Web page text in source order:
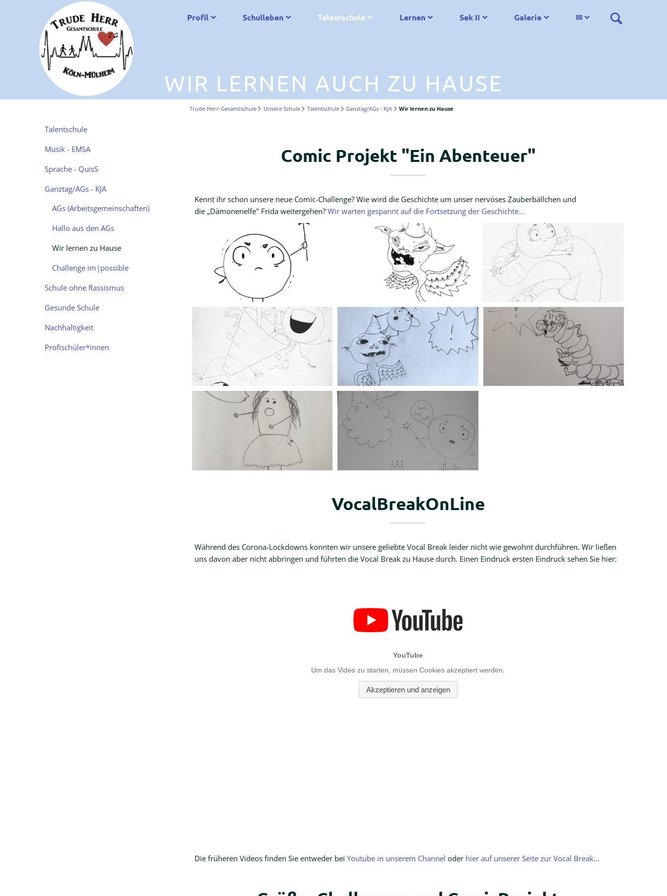
Profil Schulleben Talentschule Lernen Sek II Galerie ✉
WIR LERNEN AUCH ZU HAUSE
Trude-Herr-Gesamtschule Unsere Schule Talentschule Ganztag/AGs - KJA Wir lernen zu Hause
Comic Projekt "Ein Abenteuer"
Kennt ihr schon unsere neue Comic-Challenge? Wie wird die Geschichte um unser nervöses Zauberbällchen und
die „Dämonenelfe" Frida weitergehen? Wir warten gespannt auf die Fortsetzung der Geschichte...
VocalBreakOnLine
Während des Corona-Lockdowns konnten wir unsere geliebte Vocal Break leider nicht wie gewohnt durchführen. Wir ließen
uns davon aber nicht abbringen und führten die Vocal Break zu Hause durch. Einen Eindruck ersten Eindruck sehen Sie hier:
Die früheren Videos finden Sie entweder bei Youtube in unserem Channel oder hier auf unserer Seite zur Vocal Break...
Navigation
Talentschule
Musik - EMSA
Sprache - QuisS
Ganztag/AGs - KJA
AGs (Arbeitsgemeinschaften)
Hallo aus den AGs
Wir lernen zu Hause
Challenge im|possible
Schule ohne Rassismus
Gesunde Schule
Nachhaltigkeit
Profischüler*innen